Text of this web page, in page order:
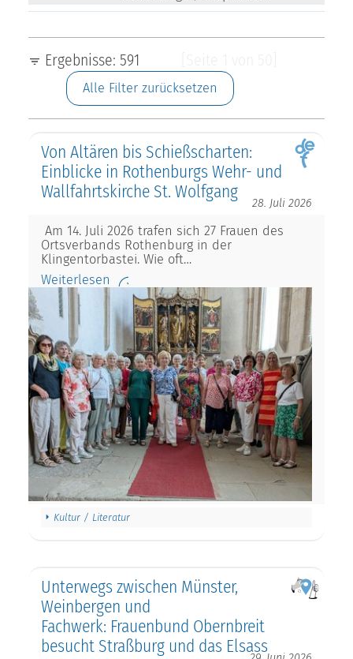
Ergebnisse: 591
Alle Filter zurücksetzen
Von Altären bis Schießscharten:
Einblicke in Rothenburgs Wehr- und
Wallfahrtskirche St. Wolfgang
28. Juli 2026
Am 14. Juli 2026 trafen sich 27 Frauen des
Ortsverbands Rothenburg in der
Klingentorbastei. Wie oft…
Weiterlesen
Kultur / Literatur
Unterwegs zwischen Münster,
Weinbergen und
Fachwerk: Frauenbund Obernbreit
besucht Straßburg und das Elsass